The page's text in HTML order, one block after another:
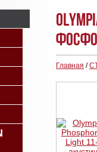
Главная /